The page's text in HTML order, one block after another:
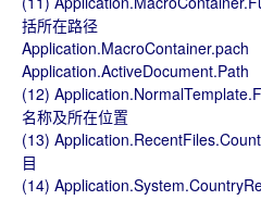
括所在路径
(12)
名称及所在位置
(13)
目
(14)